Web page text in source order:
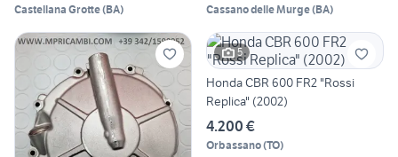
Castellana Grotte(BA) Cassano delle Murge(BA)
5
Honda CBR 600 FR2 "Rossi
Replica" (2002)
4.200 €
Orbassano(TO)